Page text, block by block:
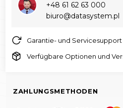
+48 61 62 63 000‬
biuro@datasystem.pl
Garantie- und Servicesupport
Verfügbare Optionen und
ZAHLUNGSMETHODEN